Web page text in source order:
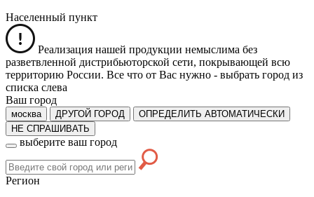
Населенный пункт
Реализация нашей продукции немыслима без
разветвленной дистрибьюторской сети, покрывающей всю
территорию России. Все что от Вас нужно - выбрать город из
списка слева
Ваш город
москва ДРУГОЙ ГОРОД
ОПРЕДЕЛИТЬ АВТОМАТИЧЕСКИ
НЕ СПРАШИВАТЬ
выберите ваш город
Регион